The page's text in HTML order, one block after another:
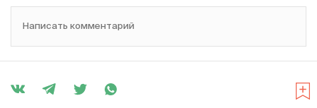
Написать комментарий